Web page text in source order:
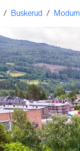
/ Buskerud / Modum